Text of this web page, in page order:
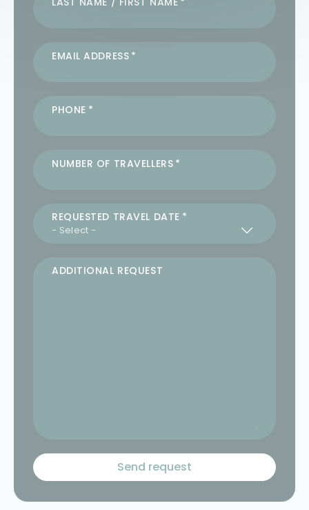
EMAIL ADDRESS
PHONE
NUMBER OF TRAVELLERS
REQUESTED TRAVEL DATE
ADDITIONAL REQUEST